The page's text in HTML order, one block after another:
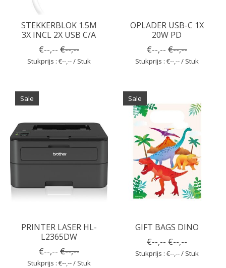
STEKKERBLOK 1.5M
3X INCL 2X USB C/A
€--,-- €--,--
Stukprijs : €--,-- / Stuk
OPLADER USB-C 1X
20W PD
€--,-- €--,--
Stukprijs : €--,-- / Stuk
Sale
PRINTER LASER HL-
L2365DW
€--,-- €--,--
Stukprijs : €--,-- / Stuk
Sale
GIFT BAGS DINO
€--,-- €--,--
Stukprijs : €--,-- / Stuk